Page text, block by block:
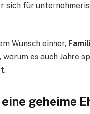
sich für
Wunsch einher,
warum es auch Jahre
geheime